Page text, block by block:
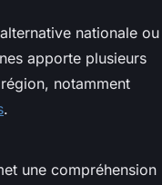
nationale ou
apporte plusieurs
notamment
.
une compréhension